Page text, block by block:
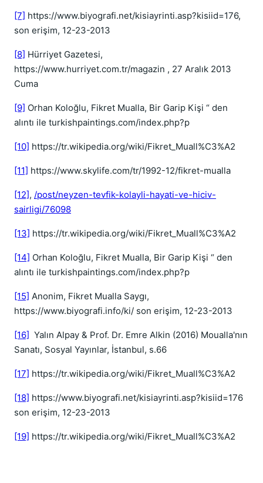
[7] https://www.biyografi.net/kisiayrinti.asp?kisiid=176,
son erişim, 12-23-2013
[8] Hürriyet Gazetesi,
https://www.hurriyet.com.tr/magazin , 27 Aralık 2013
Cuma
[9] Orhan Koloğlu, Fikret Mualla, Bir Garip Kişi “ den
alıntı ile turkishpaintings.com/index.php?p
[10] https://tr.wikipedia.org/wiki/Fikret_Muall%C3%A2
[11] https://www.skylife.com/tr/1992-12/fikret-mualla
[12], /post/neyzen-tevfik-kolayli-hayati-ve-hiciv-
sairligi/76098
[13] https://tr.wikipedia.org/wiki/Fikret_Muall%C3%A2
[14] Orhan Koloğlu, Fikret Mualla, Bir Garip Kişi “ den
alıntı ile turkishpaintings.com/index.php?p
[15] Anonim, Fikret Mualla Saygı,
https://www.biyografi.info/ki/ son erişim, 12-23-2013
[16] Yalın Alpay & Prof. Dr. Emre Alkin (2016) Moualla'nın
Sanatı, Sosyal Yayınlar, İstanbul, s.66
[17] https://tr.wikipedia.org/wiki/Fikret_Muall%C3%A2
[18] https://www.biyografi.net/kisiayrinti.asp?kisiid=176
son erişim, 12-23-2013
[19] https://tr.wikipedia.org/wiki/Fikret_Muall%C3%A2